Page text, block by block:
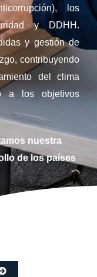
los
y DDHH.
y gestión de
contribuyendo
del clima
a los objetivos
nuestra
de los países